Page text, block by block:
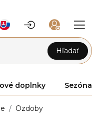
Hľadať
doplnky Sezóna
Ozdoby